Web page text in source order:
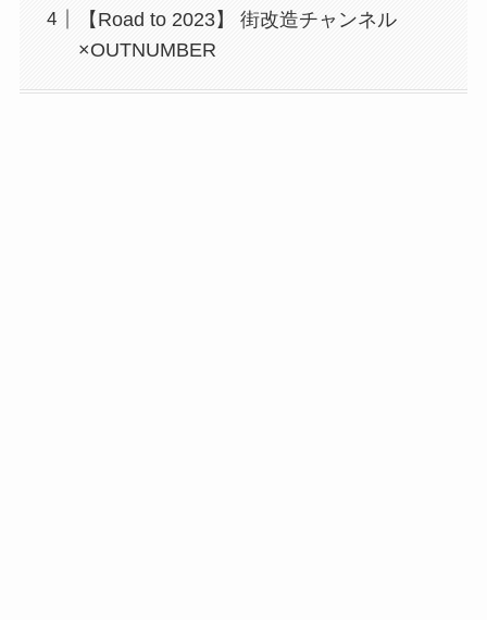
【Road to 2023】 街改造チャンネル
×OUTNUMBER